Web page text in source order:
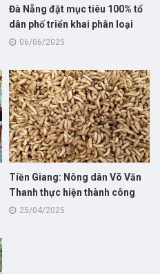
Đà Nẵng đặt mục tiêu 100% tổ
dân phố triển khai phân loại
rác sinh hoạt tại nguồn trong
06/06/2025
Tiền Giang: Nông dân Võ Văn
Thanh thực hiện thành công
nuôi thử nghiệm mô hình nuôi
25/04/2025